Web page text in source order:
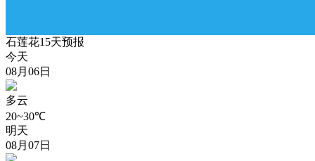
石莲花15天预报
今天
08月06日
多云
20~30℃
明天
08月07日